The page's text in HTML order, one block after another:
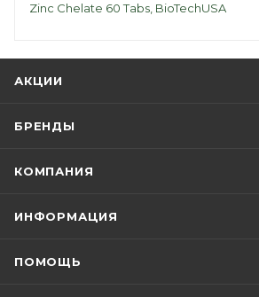
Zinc Chelate 60 Tabs, BioTechUSA
АКЦИИ
БРЕНДЫ
КОМПАНИЯ
ИНФОРМАЦИЯ
ПОМОЩЬ